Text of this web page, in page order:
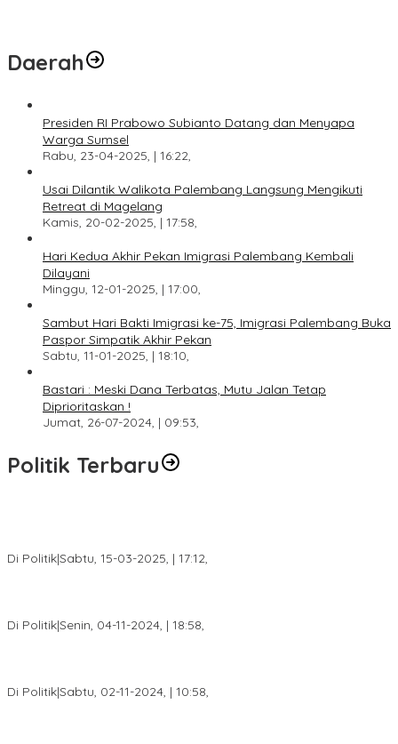
Daerah
Presiden RI Prabowo Subianto Datang dan Menyapa
Warga Sumsel
Rabu, 23-04-2025, | 16:22,
Usai Dilantik Walikota Palembang Langsung Mengikuti
Retreat di Magelang
Kamis, 20-02-2025, | 17:58,
Hari Kedua Akhir Pekan Imigrasi Palembang Kembali
Dilayani
Minggu, 12-01-2025, | 17:00,
Sambut Hari Bakti Imigrasi ke-75, Imigrasi Palembang Buka
Paspor Simpatik Akhir Pekan
Sabtu, 11-01-2025, | 18:10,
Bastari : Meski Dana Terbatas, Mutu Jalan Tetap
Diprioritaskan !
Jumat, 26-07-2024, | 09:53,
Politik Terbaru
Di Politik|Sabtu, 15-03-2025, | 17:12,
Di Politik|Senin, 04-11-2024, | 18:58,
Di Politik|Sabtu, 02-11-2024, | 10:58,